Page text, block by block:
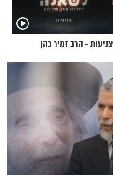
צניעות - הרב זמיר כהן